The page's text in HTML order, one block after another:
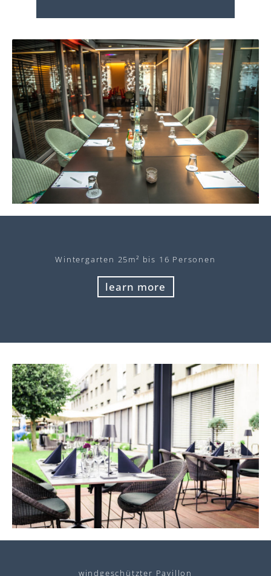
Wintergarten​ 25m² bis 16 Personen
learn more
windgeschützter Pavillon